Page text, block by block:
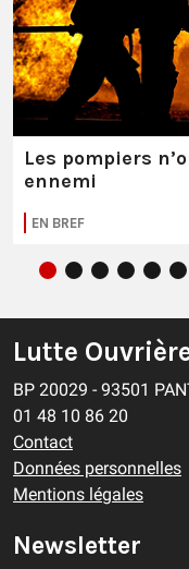
Les pompiers
ennemi
EN BREF
Lutte
BP 20029 - 93501
01 48 10 86 20
Contact
Données personnelles
Mentions légales
Newsletter